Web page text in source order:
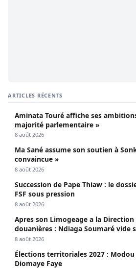
ARTICLES RÉCENTS
Aminata Touré affiche ses
majorité parlementaire »
8 août 2026
Ma Sané assume son soutien à
convaincue »
8 août 2026
Succession de Pape Thiaw : le
FSF sous pression
8 août 2026
Apres son Limogeage a la Direction
douanières : Ndiaga Soumaré vide
8 août 2026
Élections territoriales 2027 :
Diomaye Faye